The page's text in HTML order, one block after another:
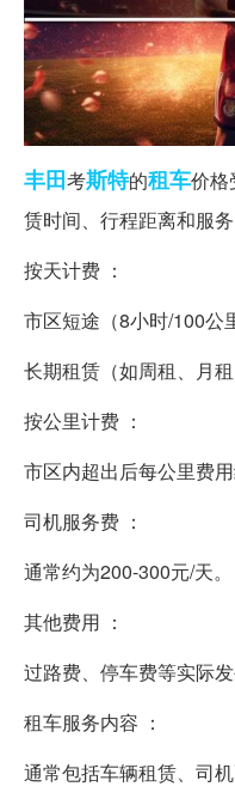
丰田考斯特的租车价格
赁时间、行程距离和服
按天计费 ：
市区短途（8小时/100公
长期租赁（如周租、月
按公里计费 ：
市区内超出后每公里费用
司机服务费 ：
通常约为200-300元/天。
其他费用 ：
过路费、停车费等实际发
租车服务内容 ：
通常包括车辆租赁、司